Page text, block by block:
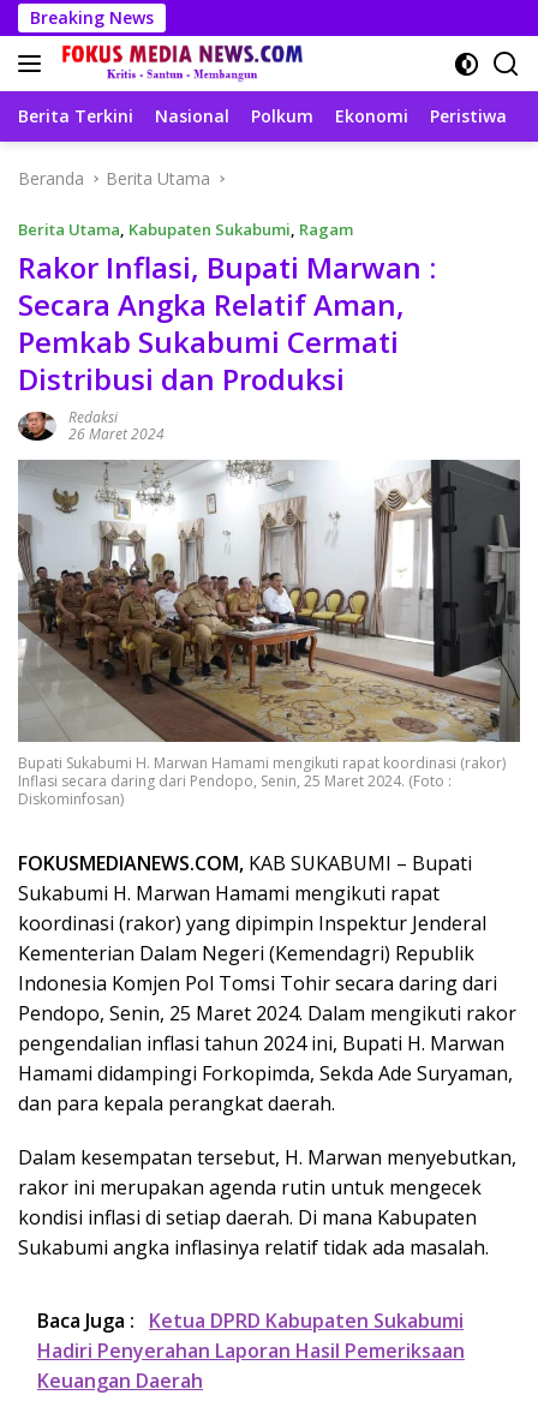
Langsung
ke
konten
Breaking News
Berita Terkini Nasional Polkum Ekonomi Peristiwa
Beranda Berita Utama
Berita Utama, Kabupaten Sukabumi, Ragam
Rakor Inflasi, Bupati Marwan :
Secara Angka Relatif Aman,
Pemkab Sukabumi Cermati
Distribusi dan Produksi
Redaksi
26 Maret 2024
Bupati Sukabumi H. Marwan Hamami mengikuti rapat koordinasi (rakor)
Inflasi secara daring dari Pendopo, Senin, 25 Maret 2024. (Foto :
Diskominfosan)
FOKUSMEDIANEWS.COM, KAB SUKABUMI – Bupati
Sukabumi H. Marwan Hamami mengikuti rapat
koordinasi (rakor) yang dipimpin Inspektur Jenderal
Kementerian Dalam Negeri (Kemendagri) Republik
Indonesia Komjen Pol Tomsi Tohir secara daring dari
Pendopo, Senin, 25 Maret 2024. Dalam mengikuti rakor
pengendalian inflasi tahun 2024 ini, Bupati H. Marwan
Hamami didampingi Forkopimda, Sekda Ade Suryaman,
dan para kepala perangkat daerah.
Dalam kesempatan tersebut, H. Marwan menyebutkan,
rakor ini merupakan agenda rutin untuk mengecek
kondisi inflasi di setiap daerah. Di mana Kabupaten
Sukabumi angka inflasinya relatif tidak ada masalah.
Baca Juga :
Ketua DPRD Kabupaten Sukabumi
Hadiri Penyerahan Laporan Hasil Pemeriksaan
Keuangan Daerah